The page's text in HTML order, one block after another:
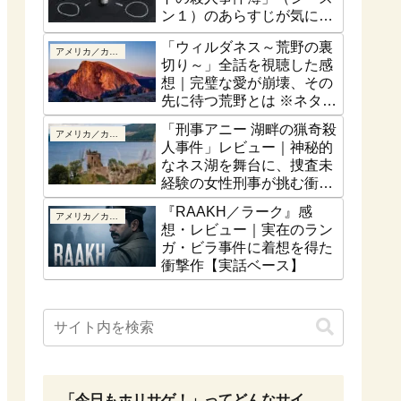
ン１）のあらすじが気にな
る！最終話はどうなるの？
「ウィルダネス～荒野の裏
切り～」全話を視聴した感
想｜完璧な愛が崩壊、その
先に待つ荒野とは ※ネタバ
レなし
「刑事アニー 湖畔の猟奇殺
人事件」レビュー｜神秘的
なネス湖を舞台に、捜査未
経験の女性刑事が挑む衝撃
の猟奇殺人【ネタバレな
し】
『RAAKH／ラーク』感
想・レビュー｜実在のラン
ガ・ビラ事件に着想を得た
衝撃作【実話ベース】